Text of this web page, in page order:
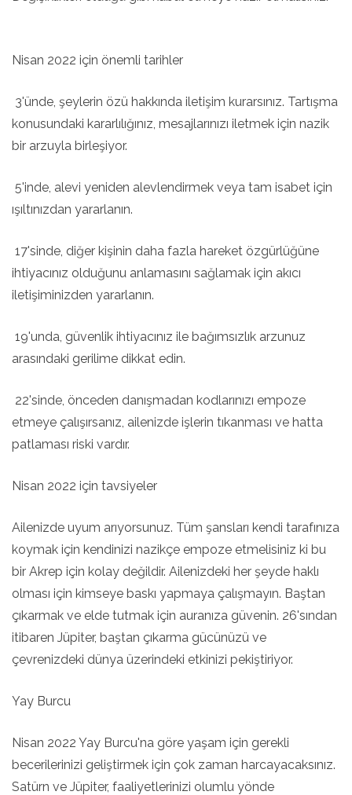
Nisan 2022 için önemli tarihler
3'ünde, şeylerin özü hakkında iletişim kurarsınız. Tartışma
konusundaki kararlılığınız, mesajlarınızı iletmek için nazik
bir arzuyla birleşiyor.
5'inde, alevi yeniden alevlendirmek veya tam isabet için
ışıltınızdan yararlanın.
17'sinde, diğer kişinin daha fazla hareket özgürlüğüne
ihtiyacınız olduğunu anlamasını sağlamak için akıcı
iletişiminizden yararlanın.
19'unda, güvenlik ihtiyacınız ile bağımsızlık arzunuz
arasındaki gerilime dikkat edin.
22'sinde, önceden danışmadan kodlarınızı empoze
etmeye çalışırsanız, ailenizde işlerin tıkanması ve hatta
patlaması riski vardır.
Nisan 2022 için tavsiyeler
Ailenizde uyum arıyorsunuz. Tüm şansları kendi tarafınıza
koymak için kendinizi nazikçe empoze etmelisiniz ki bu
bir Akrep için kolay değildir. Ailenizdeki her şeyde haklı
olması için kimseye baskı yapmaya çalışmayın. Baştan
çıkarmak ve elde tutmak için auranıza güvenin. 26'sından
itibaren Jüpiter, baştan çıkarma gücünüzü ve
çevrenizdeki dünya üzerindeki etkinizi pekiştiriyor.
Yay Burcu
Nisan 2022 Yay Burcu'na göre yaşam için gerekli
becerilerinizi geliştirmek için çok zaman harcayacaksınız.
Satürn ve Jüpiter, faaliyetlerinizi olumlu yönde